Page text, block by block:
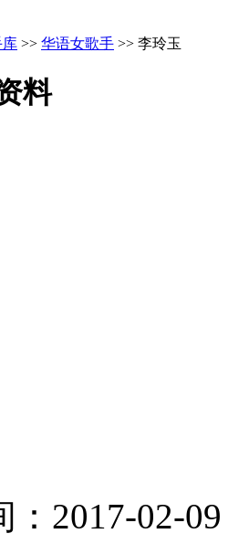
库 >> 华语女歌手 >> 李玲玉
料
：2017-02-09